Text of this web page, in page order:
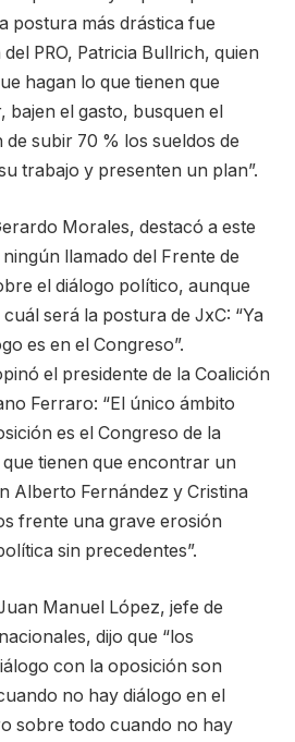
postura más drástica fue
PRO, Patricia Bullrich, quien
hagan lo que tienen que
bajen el gasto, busquen el
subir 70 % los sueldos de
trabajo y presenten un plan”.
Morales, destacó a este
llamado del Frente de
el diálogo político, aunque
será la postura de JxC: “Ya
es en el Congreso”.
el presidente de la Coalición
Ferraro: “El único ámbito
es el Congreso de la
tienen que encontrar un
Alberto Fernández y Cristina
frente una grave erosión
sin precedentes”.
Manuel López, jefe de
dijo que “los
con la oposición son
no hay diálogo en el
sobre todo cuando no hay